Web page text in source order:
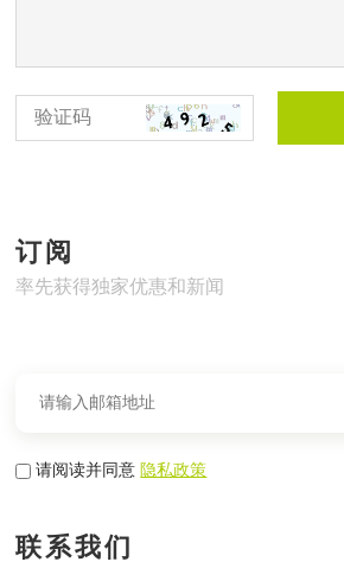
订阅
率先获得独家优惠和新闻
请阅读并同意隐私政策
联系我们